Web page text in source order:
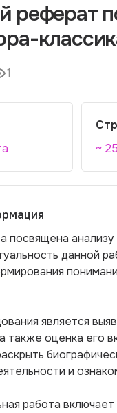
реферат
1
~
посвящена
данной
является
также оценка его
и
работа